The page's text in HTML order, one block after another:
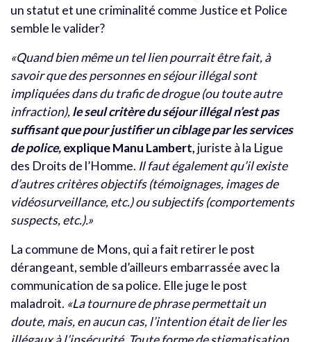
un statut et une criminalité comme Justice et Police
semble le valider?
«Quand bien même un tel lien pourrait être fait, à
savoir que des personnes en séjour illégal sont
impliquées dans du trafic de drogue (ou toute autre
infraction),le seul critère du séjour illégal n’est pas
suffisant que pour justifier un ciblage par les services
de police,explique Manu Lambert, juriste à la Ligue
des Droits de l’Homme. Il faut également qu’il existe
d’autres critères objectifs (témoignages, images de
vidéosurveillance, etc.) ou subjectifs (comportements
suspects, etc.).»
La commune de Mons, qui a fait retirer le post
dérangeant, semble d’ailleurs embarrassée avec la
communication de sa police. Elle juge le post
maladroit. «La tournure de phrase permettait un
doute, mais, en aucun cas, l’intention était de lier les